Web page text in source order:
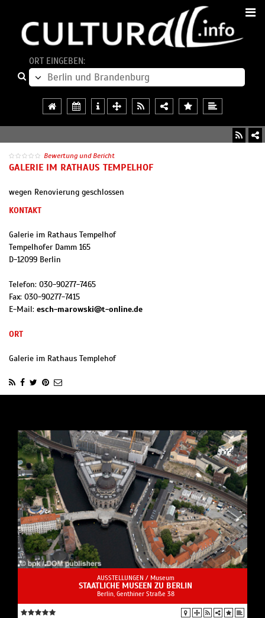
ORT EINGEBEN:
Bewertung und Bericht
GALERIE IM RATHAUS TEMPELHOF
wegen Renovierung geschlossen
KONTAKT
Galerie im Rathaus Tempelhof
Tempelhofer Damm 165
D-12099 Berlin
Telefon: 030-90277-7465
Fax: 030-90277-7415
E-Mail: esch-marowski@t-online.de
ORT
Galerie im Rathaus Templehof
AUSSTELLUNGEN / Museum
STAATLICHE MUSEEN ZU BERLIN
Berlin, Genthiner Straße 38